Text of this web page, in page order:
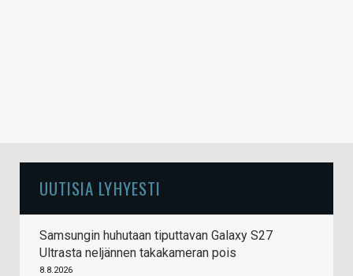
UUTISIA LYHYESTI
Samsungin huhutaan tiputtavan Galaxy S27
Ultrasta neljännen takakameran pois
8.8.2026